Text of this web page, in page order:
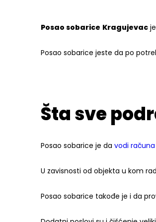
Posao sobarice Kragujevac
Posao sobarice jeste da po
Šta sve
Posao sobarice je da vodi
U zavisnosti od objekta u kom
Posao sobarice takođe je i da